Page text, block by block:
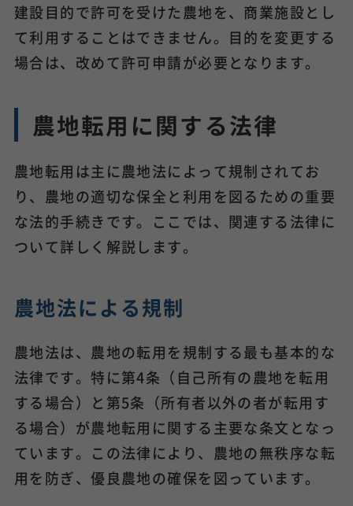
建設目的で許可を受けた農地を、商業施設とし
て利用することはできません。目的を変更する
場合は、改めて許可申請が必要となります。
農地転用に関する法律
農地転用は主に農地法によって規制されてお
り、農地の適切な保全と利用を図るための重要
な法的手続きです。ここでは、関連する法律に
ついて詳しく解説します。
農地法による規制
農地法は、農地の転用を規制する最も基本的な
法律です。特に第4条（自己所有の農地を転用
する場合）と第5条（所有者以外の者が転用す
る場合）が農地転用に関する主要な条文となっ
ています。この法律により、農地の無秩序な転
用を防ぎ、優良農地の確保を図っています。